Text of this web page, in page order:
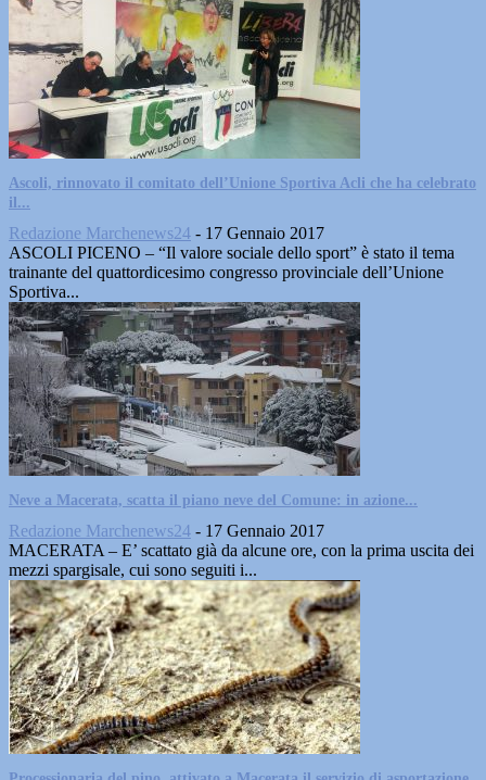
Ascoli, rinnovato il comitato dell’Unione Sportiva Acli che ha celebrato
il...
Redazione Marchenews24 - 17 Gennaio 2017
ASCOLI PICENO – “Il valore sociale dello sport” è stato il tema
trainante del quattordicesimo congresso provinciale dell’Unione
Sportiva...
Neve a Macerata, scatta il piano neve del Comune: in azione...
Redazione Marchenews24 - 17 Gennaio 2017
MACERATA – E’ scattato già da alcune ore, con la prima uscita dei
mezzi spargisale, cui sono seguiti i...